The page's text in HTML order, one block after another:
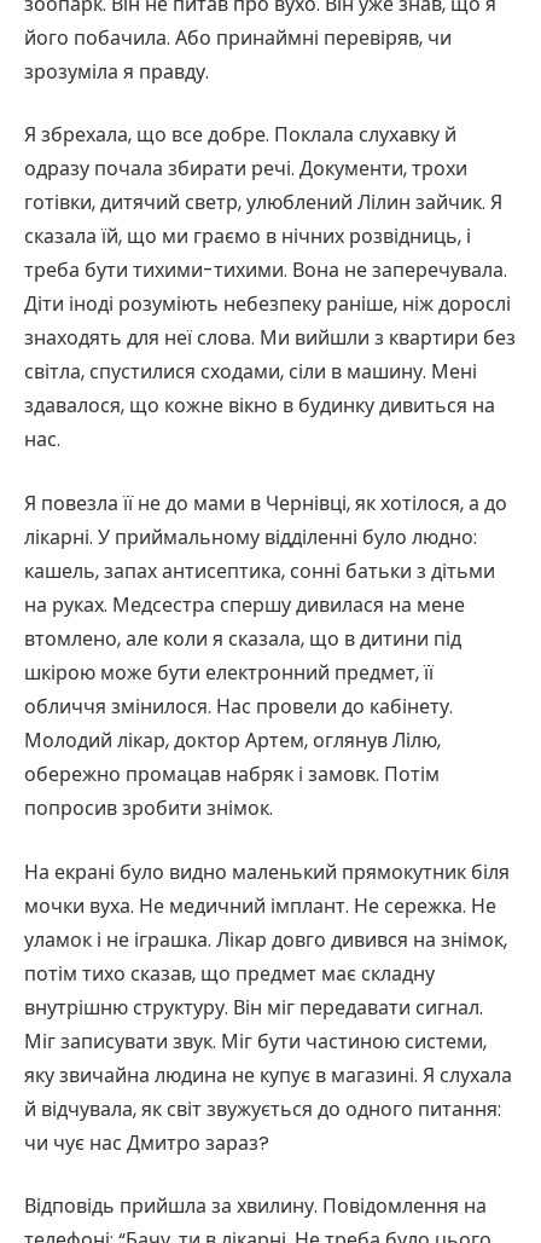
його побачила. Або принаймні перевіряв, чи
зрозуміла я правду.
Я збрехала, що все добре. Поклала слухавку й
одразу почала збирати речі. Документи, трохи
готівки, дитячий светр, улюблений Лілин зайчик. Я
сказала їй, що ми граємо в нічних розвідниць, і
треба бути тихими-тихими. Вона не заперечувала.
Діти іноді розуміють небезпеку раніше, ніж дорослі
знаходять для неї слова. Ми вийшли з квартири без
світла, спустилися сходами, сіли в машину. Мені
здавалося, що кожне вікно в будинку дивиться на
нас.
Я повезла її не до мами в Чернівці, як хотілося, а до
лікарні. У приймальному відділенні було людно:
кашель, запах антисептика, сонні батьки з дітьми
на руках. Медсестра спершу дивилася на мене
втомлено, але коли я сказала, що в дитини під
шкірою може бути електронний предмет, її
обличчя змінилося. Нас провели до кабінету.
Молодий лікар, доктор Артем, оглянув Лілю,
обережно промацав набряк і замовк. Потім
попросив зробити знімок.
На екрані було видно маленький прямокутник біля
мочки вуха. Не медичний імплант. Не сережка. Не
уламок і не іграшка. Лікар довго дивився на знімок,
потім тихо сказав, що предмет має складну
внутрішню структуру. Він міг передавати сигнал.
Міг записувати звук. Міг бути частиною системи,
яку звичайна людина не купує в магазині. Я слухала
й відчувала, як світ звужується до одного питання:
чи чує нас Дмитро зараз?
Відповідь прийшла за хвилину. Повідомлення на